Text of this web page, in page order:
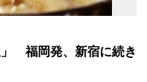
福岡発、新宿に続き